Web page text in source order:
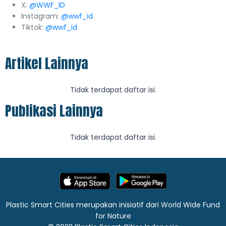
X: @WWF_ID
Instagram: @wwf_id
Tiktok: @wwf_id
Artikel Lainnya
Tidak terdapat daftar isi.
Publikasi Lainnya
Tidak terdapat daftar isi.
Plastic Smart Cities merupakan inisiatif dari World Wide Fund
for Nature